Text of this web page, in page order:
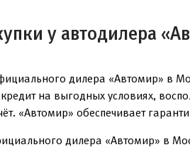
у автодилера
дилера «Автомир» в
на выгодных условиях,
«Автомир» обеспечивает
дилера «Автомир» в